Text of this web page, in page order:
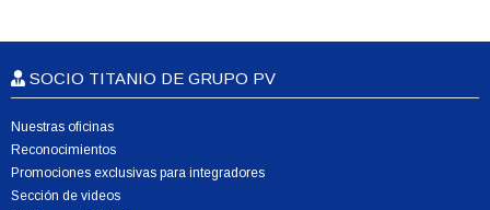
SOCIO TITANIO DE GRUPO PV
Nuestras oficinas
Reconocimientos
Promociones exclusivas para integradores
Sección de videos